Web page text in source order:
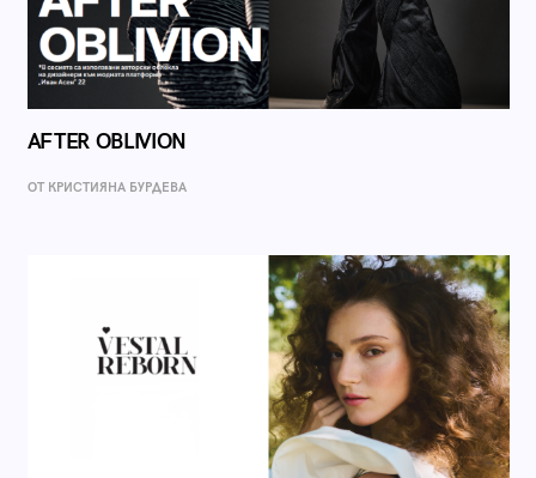
AFTER OBLIVION
ОТ КРИСТИЯНА БУРДЕВА